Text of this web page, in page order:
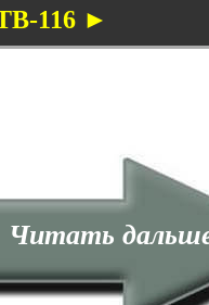
116 ►
Читать